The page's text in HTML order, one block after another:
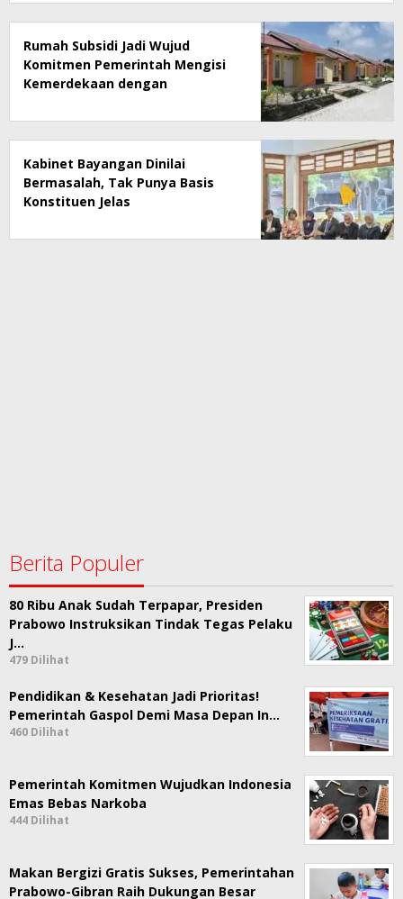
Rumah Subsidi Jadi Wujud
Komitmen Pemerintah Mengisi
Kemerdekaan dengan
Kabinet Bayangan Dinilai
Bermasalah, Tak Punya Basis
Konstituen Jelas
Berita Populer
80 Ribu Anak Sudah Terpapar, Presiden
Prabowo Instruksikan Tindak Tegas Pelaku
J…
479 Dilihat
Pendidikan & Kesehatan Jadi Prioritas!
Pemerintah Gaspol Demi Masa Depan In…
460 Dilihat
Pemerintah Komitmen Wujudkan Indonesia
Emas Bebas Narkoba
444 Dilihat
Makan Bergizi Gratis Sukses, Pemerintahan
Prabowo-Gibran Raih Dukungan Besar